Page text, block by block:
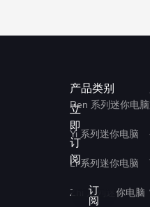
产品类别
Ren 系列迷你电脑
Yi 系列迷你电脑
Li 系列迷你电脑
Zhi 系列迷你电脑
立
即
订
阅
订
阅